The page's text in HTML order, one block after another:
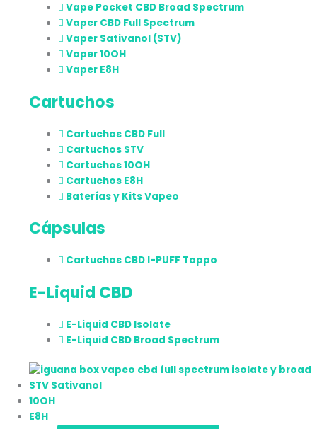
Vape Pocket CBD Broad Spectrum
Vaper CBD Full Spectrum
Vaper Sativanol (STV)
Vaper 10OH
Vaper E8H
Cartuchos
Cartuchos CBD Full
Cartuchos STV
Cartuchos 10OH
Cartuchos E8H
Baterías y Kits Vapeo
Cápsulas
Cartuchos CBD I-PUFF Tappo
E-Liquid CBD
E-Liquid CBD Isolate
E-Liquid CBD Broad Spectrum
STV Sativanol
10OH
E8H